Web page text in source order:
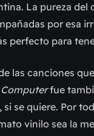
La pureza del
por esa
perfecto para
las canciones
fue
se quiere. Por
vinilo sea la